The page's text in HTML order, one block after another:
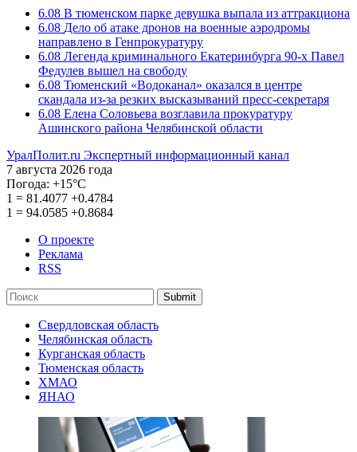
6.08 В тюменском парке девушка выпала из аттракциона
6.08 Дело об атаке дронов на военные аэродромы
направлено в Генпрокуратуру
6.08 Легенда криминального Екатеринбурга 90-х Павел
Федулев вышел на свободу
6.08 Тюменский «Водоканал» оказался в центре
скандала из-за резких высказываний пресс-секретаря
6.08 Елена Соловьева возглавила прокуратуру
Ашинского района Челябинской области
УралПолит.ru Экспертный информационный канал
7 августа 2026 года
Погода: +15°С
1 = 81.4077 +0.4784
1 = 94.0585 +0.8684
О проекте
Реклама
RSS
Submit
Свердловская область
Челябинская область
Курганская область
Тюменская область
ХМАО
ЯНАО